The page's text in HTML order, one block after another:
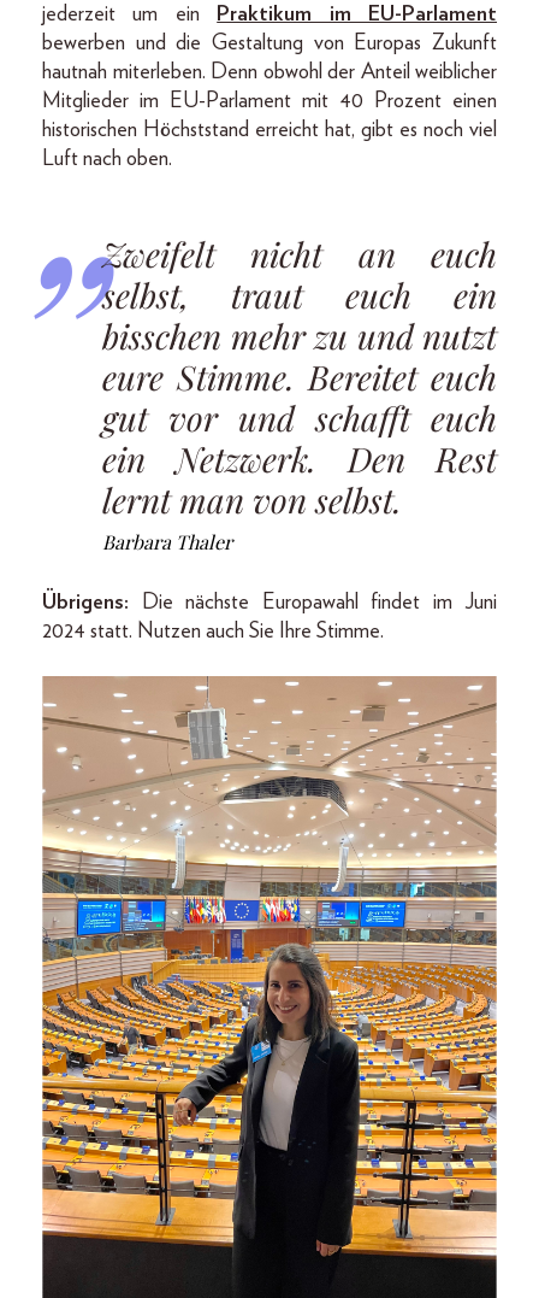
jederzeit um ein
Praktikum im EU-Parlament
bewerben und die Gestaltung von Europas Zukunft
hautnah miterleben. Denn obwohl der Anteil weiblicher
Mitglieder im EU-Parlament mit 40 Prozent einen
historischen Höchststand erreicht hat, gibt es noch viel
Luft nach oben.
Zweifelt nicht an euch
selbst, traut euch ein
bisschen mehr zu und nutzt
eure Stimme. Bereitet euch
gut vor und schafft euch
ein Netzwerk. Den Rest
lernt man von selbst.
Barbara Thaler
Übrigens: Die nächste Europawahl findet im Juni
2024 statt. Nutzen auch Sie Ihre Stimme.